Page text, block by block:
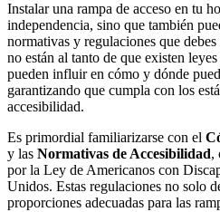
Instalar una rampa de acceso en tu
independencia, sino que también
normativas y regulaciones que
no están al tanto de que existen
pueden influir en cómo y dónde
garantizando que cumpla con los
accesibilidad.
Es primordial familiarizarse con el
y las Normativas de Accesibilidad,
por la Ley de Americanos con
Unidos. Estas regulaciones no solo
proporciones adecuadas para las